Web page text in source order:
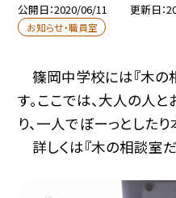
公開日 2020/06/11 更新日
お知らせ・職員室
篠岡中学校には『木の
す。ここでは、大人の人
り、一人でぼーっとした
詳しくは『木の相談室だ